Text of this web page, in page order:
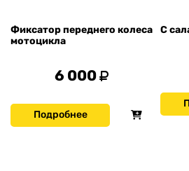
Фиксатор переднего колеса
мотоцикла
6 000
Подробнее
С